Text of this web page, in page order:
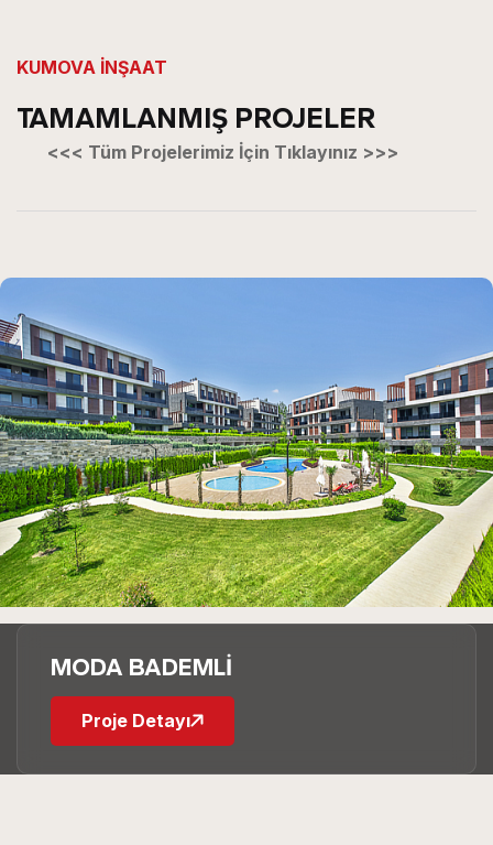
KUMOVA İNŞAAT
TAMAMLANMIŞ PROJELER
<<< Tüm Projelerimiz İçin Tıklayınız >>>
MODA BADEMLİ
Proje Detayı